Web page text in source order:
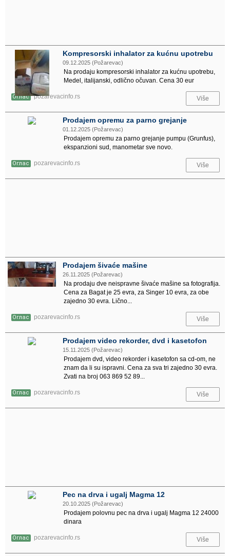
Kompresorski inhalator za kućnu upotrebu
09.12.2025 (Požarevac)
Na prodaju kompresorski inhalator za kućnu upotrebu,
Medel, italijanski, odlično očuvan. Cena 30 eur
Оглас pozarevacinfo.rs Više
Prodajem opremu za parno grejanje
01.12.2025 (Požarevac)
Prodajem opremu za parno grejanje pumpu (Grunfus),
ekspanzioni sud, manometar sve novo.
Оглас pozarevacinfo.rs Više
Prodajem šivaće mašine
26.11.2025 (Požarevac)
Na prodaju dve neispravne šivaće mašine sa fotografija.
Cena za Bagat je 25 evra, za Singer 10 evra, za obe
zajedno 30 evra. Lično...
Оглас pozarevacinfo.rs Više
Prodajem video rekorder, dvd i kasetofon
15.11.2025 (Požarevac)
Prodajem dvd, video rekorder i kasetofon sa cd-om, ne
znam da li su ispravni. Cena za sva tri zajedno 30 evra.
Zvati na broj 063 869 52 89...
Оглас pozarevacinfo.rs Više
Pec na drva i ugalj Magma 12
20.10.2025 (Požarevac)
Prodajem polovnu pec na drva i ugalj Magma 12 24000
dinara
Оглас pozarevacinfo.rs Više